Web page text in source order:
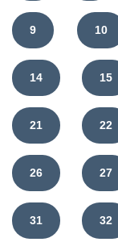
9 10
14 15
21 22
26 27
31 32